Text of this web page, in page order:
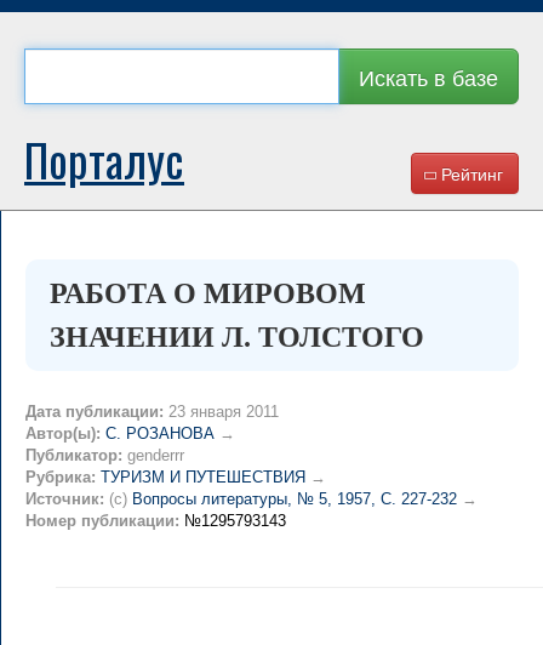
Искать в базе
Рейтинг
Порталус
РАБОТА О МИРОВОМ
ЗНАЧЕНИИ Л. ТОЛСТОГО
Дата публикации: 23 января 2011
Автор(ы): С. РОЗАНОВА →
Публикатор: genderrr
Рубрика: ТУРИЗМ И ПУТЕШЕСТВИЯ →
Источник: (c) Вопросы литературы, № 5, 1957, C. 227-232 →
Номер публикации: №1295793143